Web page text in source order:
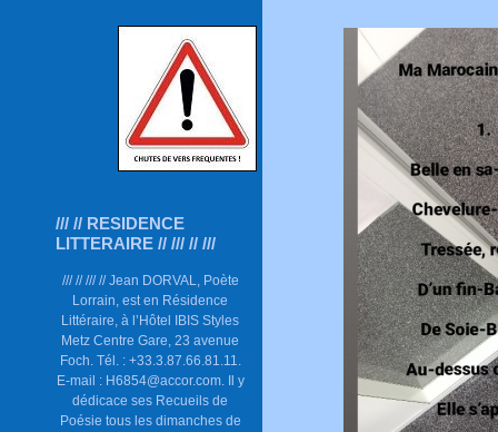
/// // RESIDENCE
LITTERAIRE // /// // ///
/// // /// // Jean DORVAL, Poète
Lorrain, est en Résidence
Littéraire, à l’Hôtel IBIS Styles
Metz Centre Gare, 23 avenue
Foch. Tél. : +33.3.87.66.81.11.
E-mail : H6854@accor.com. Il y
dédicace ses Recueils de
Poésie tous les dimanches de